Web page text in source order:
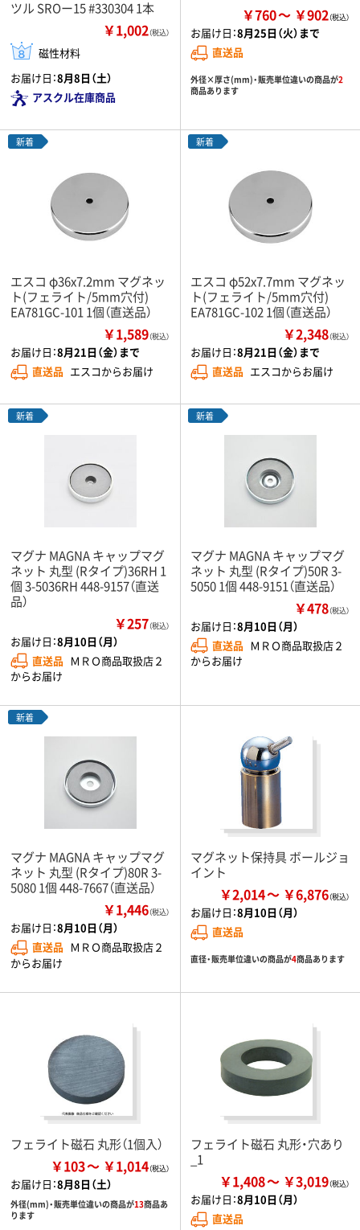
ツル SROー15 #330304 1本
￥1,002（税込）
磁性材料
お届け日：8月8日（土）
アスクル在庫商品
￥760 ￥902
お届け日：8月25日（火）まで
直送品
外径×厚さ(mm)・販売単位違いの商品が2
商品あります
新着
エスコ φ36x7.2mm マグネッ
ト(フェライト/5mm穴付)
EA781GC-101 1個（直送品）
￥1,589（税込）
お届け日：8月21日（金）まで
直送品 エスコからお届け
新着
エスコ φ52x7.7mm マグネッ
ト(フェライト/5mm穴付)
EA781GC-102 1個（直送品）
￥2,348（税込）
お届け日：8月21日（金）まで
直送品 エスコからお届け
新着
マグナ MAGNA キャップマグ
ネット 丸型 (Rタイプ)36RH 1
個 3-5036RH 448-9157（直送
品）
￥257（税込）
お届け日：8月10日（月）
直送品 ＭＲＯ商品取扱店２
からお届け
新着
マグナ MAGNA キャップマグ
ネット 丸型 (Rタイプ)50R 3-
5050 1個 448-9151（直送品）
￥478（税込）
お届け日：8月10日（月）
直送品 ＭＲＯ商品取扱店２
からお届け
新着
マグナ MAGNA キャップマグ
ネット 丸型 (Rタイプ)80R 3-
5080 1個 448-7667（直送品）
￥1,446（税込）
お届け日：8月10日（月）
直送品 ＭＲＯ商品取扱店２
からお届け
マグネット保持具 ボールジョ
イント
￥2,014 ￥6,876
お届け日：8月10日（月）
直送品
直径・販売単位違いの商品が4商品あります
フェライト磁石 丸形（1個入）
￥103 ￥1,014
お届け日：8月8日（土）
外径(mm)・販売単位違いの商品が13商品あ
ります
フェライト磁石 丸形・穴あり
_1
￥1,408 ￥3,019
お届け日：8月10日（月）
直送品